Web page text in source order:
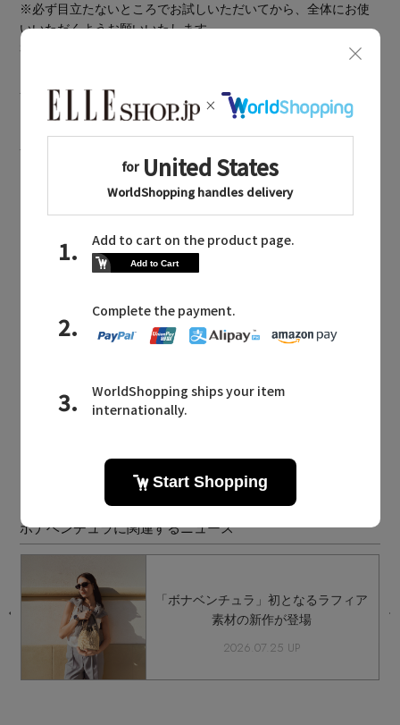
※必ず目立たないところでお試しいただいてから、全体にお使
いいただくようお願いいたします
3.乾いた柔らかい布で拭き取る
BOUGHT TOGETHER
同じブランドのアイテム
BONAVENTURA NEWS
ボナベンチュラに関連するニュース
「ボナベンチュラ」初となるラフィア
素材の新作が登場
2026.07.25 UP